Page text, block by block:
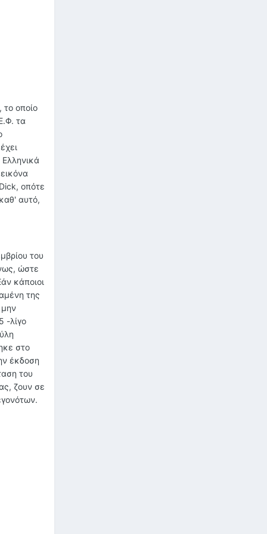
το οποίο
τα
οπότε
αυτό,
του
ώστε
κάποιοι
της
μην
-λίγο
στο
έκδοση
του
ζουν σε